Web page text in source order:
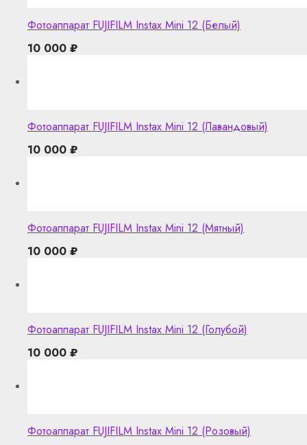
Фотоаппарат FUJIFILM Instax Mini 12 (Белый)
10 000 ₽
Фотоаппарат FUJIFILM Instax Mini 12 (Лавандовый)
10 000 ₽
Фотоаппарат FUJIFILM Instax Mini 12 (Мятный)
10 000 ₽
Фотоаппарат FUJIFILM Instax Mini 12 (Голубой)
10 000 ₽
Фотоаппарат FUJIFILM Instax Mini 12 (Розовый)